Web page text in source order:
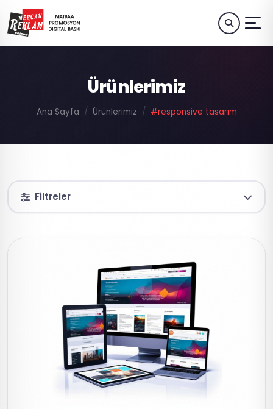
Ürünlerimiz
Ana Sayfa Ürünlerimiz #responsive tasarım
Filtreler